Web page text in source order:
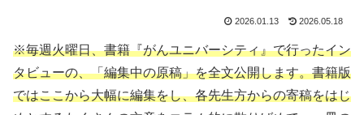
2026.01.13 2026.05.18
※毎週火曜日、書籍『がんユニバーシティ』で行ったイン
タビューの、「編集中の原稿」を全文公開します。書籍版
ではここから大幅に編集をし、各先生方からの寄稿をはじ